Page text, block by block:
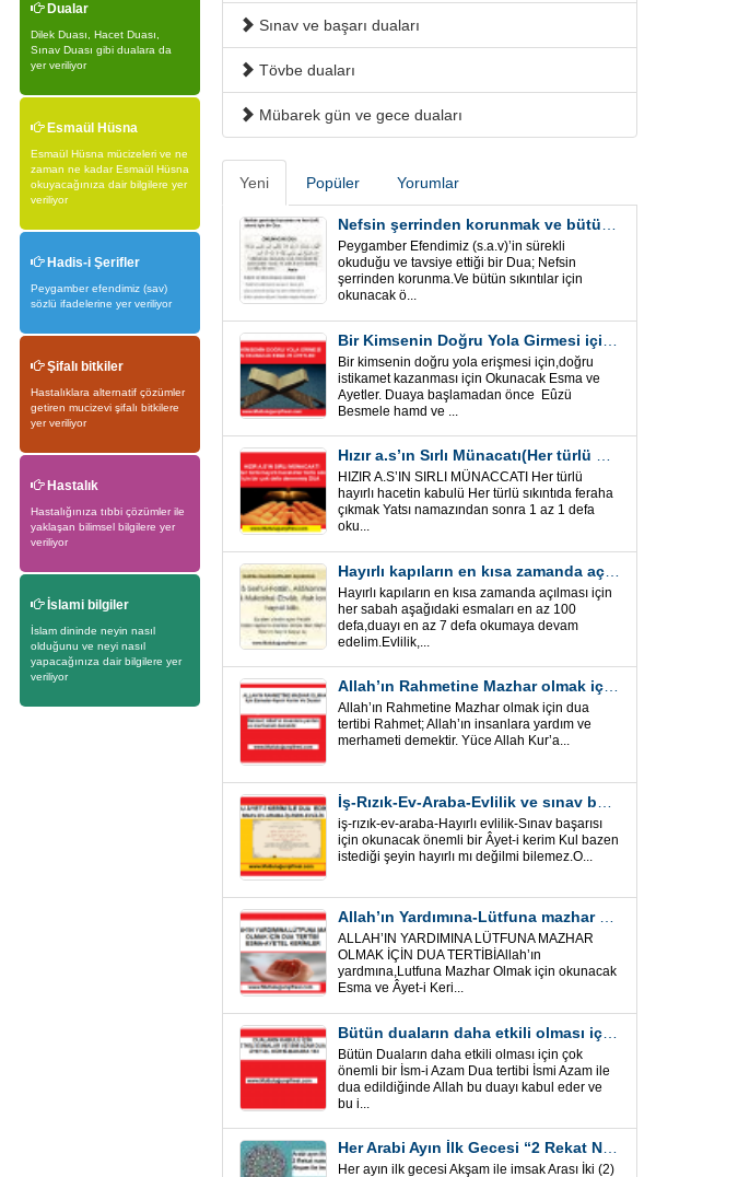
Dualar
Dilek Duası, Hacet Duası,
Sınav Duası gibi dualara da
yer veriliyor
Esmaül Hüsna
Esmaül Hüsna mücizeleri ve ne
zaman ne kadar Esmaül Hüsna
okuyacağınıza dair bilgilere yer
veriliyor
Hadis-i Şerifler
Peygamber efendimiz (sav)
sözlü ifadelerine yer veriliyor
Şifalı bitkiler
Hastalıklara alternatif çözümler
getiren mucizevi şifalı bitkilere
yer veriliyor
Hastalık
Hastalığınıza tıbbi çözümler ile
yaklaşan bilimsel bilgilere yer
veriliyor
İslami bilgiler
İslam dininde neyin nasıl
olduğunu ve neyi nasıl
yapacağınıza dair bilgilere yer
veriliyor
Sınav ve başarı duaları
Tövbe duaları
Mübarek gün ve gece duaları
Yeni Popüler Yorumlar
Peygamber Efendimiz (s.a.v)’in sürekli
okuduğu ve tavsiye ettiği bir Dua; Nefsin
şerrinden korunma.Ve bütün sıkıntılar için
okunacak ö...
Bir kimsenin doğru yola erişmesi için,doğru
istikamet kazanması için Okunacak Esma ve
Ayetler. Duaya başlamadan önce Eûzü
Besmele hamd ve ...
HIZIR A.S’IN SIRLI MÜNACCATI Her türlü
hayırlı hacetin kabulü Her türlü sıkıntıda feraha
çıkmak Yatsı namazından sonra 1 az 1 defa
oku...
Hayırlı kapıların en kısa zamanda açılması için Esmalar ve Dua
Hayırlı kapıların en kısa zamanda açılması için
her sabah aşağıdaki esmaları en az 100
defa,duayı en az 7 defa okumaya devam
edelim.Evlilik,...
Allah’ın Rahmetine Mazhar olmak için ” Esmalar-Ayet ve Dualar”
Allah’ın Rahmetine Mazhar olmak için dua
tertibi Rahmet; Allah’ın insanlara yardım ve
merhameti demektir. Yüce Allah Kur’a...
iş-rızık-ev-araba-Hayırlı evlilik-Sınav başarısı
için okunacak önemli bir Âyet-i kerim Kul bazen
istediği şeyin hayırlı mı değilmi bilemez.O...
ALLAH’IN YARDIMINA LÜTFUNA MAZHAR
OLMAK İÇİN DUA TERTİBİAllah’ın
yardmına,Lutfuna Mazhar Olmak için okunacak
Esma ve Âyet-i Keri...
Bütün duaların daha etkili olması için önemli bir İsm-i Azam Dua Tertibi
Bütün Duaların daha etkili olması için çok
önemli bir İsm-i Azam Dua tertibi İsmi Azam ile
dua edildiğinde Allah bu duayı kabul eder ve
bu i...
Her Arabi Ayın İlk Gecesi “2 Rekat Namaz” O Ay tüm belalardan kurtuluş
Her ayın ilk gecesi Akşam ile imsak Arası İki (2)